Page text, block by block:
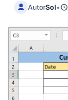
AutorSol•